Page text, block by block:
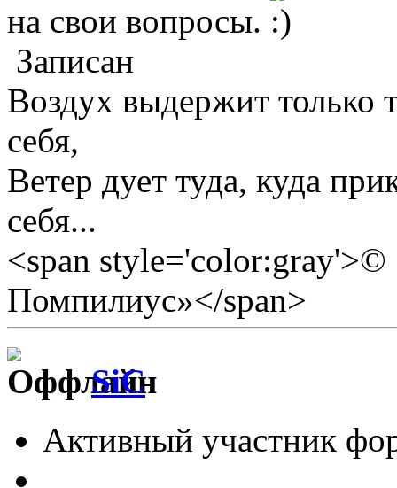
на свои вопросы.
Записан
Воздух выдержит только
себя,
Ветер дует туда, куда
себя...
<span style='color:gray'>©
Помпилиус»</span>
SiC
Активный участник